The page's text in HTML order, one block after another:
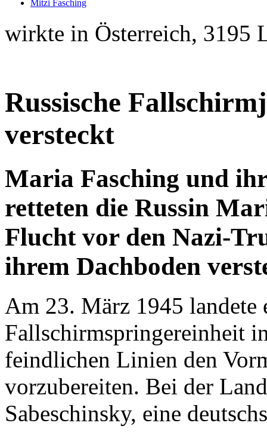
wirkte in Österreich, 3195
Russische
versteckt
Maria Fasching und
retteten die Russin
Flucht vor den Nazi-
ihrem Dachboden
Am 23. März 1945 landete
Fallschirmspringereinheit
feindlichen Linien den
vorzubereiten. Bei der
Sabeschinsky, eine